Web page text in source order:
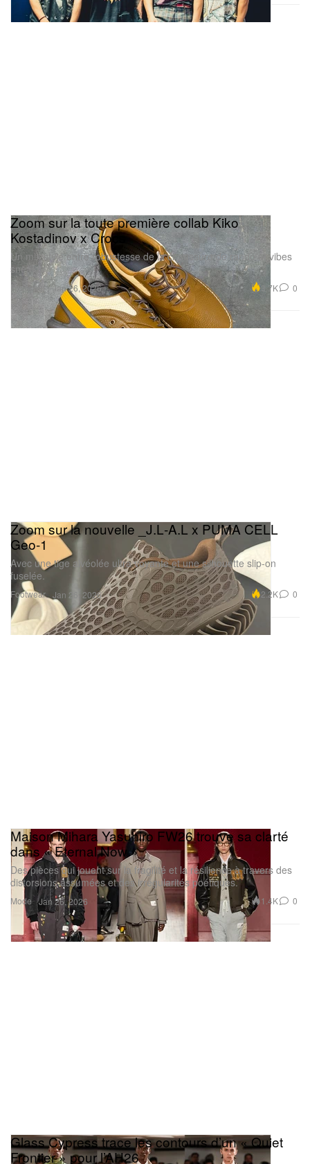
Footwear
Zoom sur la toute première collab Kiko
Kostadinov x Crocs
Un mix stylé entre robustesse de la chaussure de rando et vibes
sneaker.
Jan 26, 2026 3.7K 0
Footwear
Zoom sur la nouvelle _J.L‑A.L x PUMA CELL
Geo-1
Avec une tige alvéolée ultra voyante et une silhouette slip-on
fuselée.
Jan 26, 2026 2.2K 0
Mode
Maison Mihara Yasuhiro FW26 trouve sa clarté
dans « Eternal Now »
Des pièces qui jouent sur la fragilité et la résilience à travers des
distorsions assumées et des irrégularités poétiques.
Jan 26, 2026 1.4K 0
Glass Cypress trace les contours d’un « Quiet
Frontier » pour l’AH26